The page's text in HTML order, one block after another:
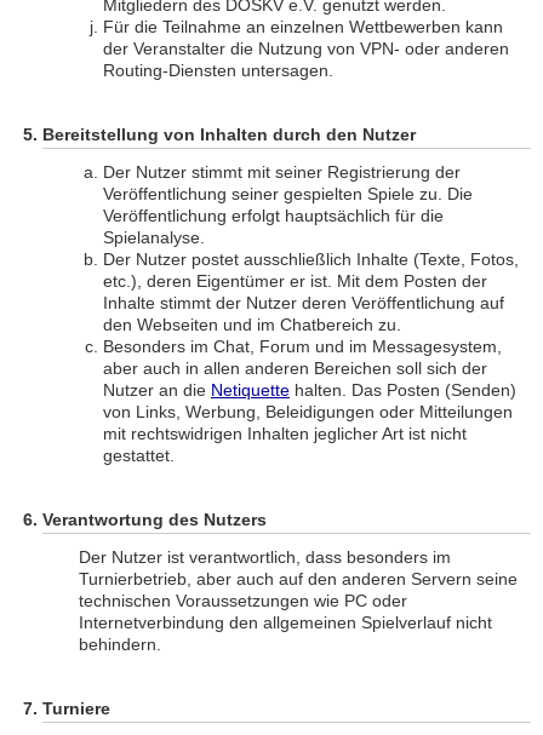
Mitgliedern des DOSKV e.V. genutzt werden.
Für die Teilnahme an einzelnen Wettbewerben kann
der Veranstalter die Nutzung von VPN- oder anderen
Routing-Diensten untersagen.
Bereitstellung von Inhalten durch den Nutzer
Der Nutzer stimmt mit seiner Registrierung der
Veröffentlichung seiner gespielten Spiele zu. Die
Veröffentlichung erfolgt hauptsächlich für die
Spielanalyse.
Der Nutzer postet ausschließlich Inhalte (Texte, Fotos,
etc.), deren Eigentümer er ist. Mit dem Posten der
Inhalte stimmt der Nutzer deren Veröffentlichung auf
den Webseiten und im Chatbereich zu.
Besonders im Chat, Forum und im Messagesystem,
aber auch in allen anderen Bereichen soll sich der
Nutzer an die Netiquette halten. Das Posten (Senden)
von Links, Werbung, Beleidigungen oder Mitteilungen
mit rechtswidrigen Inhalten jeglicher Art ist nicht
gestattet.
Verantwortung des Nutzers
Der Nutzer ist verantwortlich, dass besonders im
Turnierbetrieb, aber auch auf den anderen Servern seine
technischen Voraussetzungen wie PC oder
Internetverbindung den allgemeinen Spielverlauf nicht
behindern.
Turniere